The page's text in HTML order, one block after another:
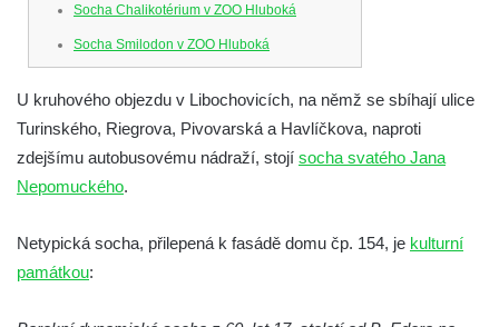
Socha Chalikotérium v ZOO Hluboká
Socha Smilodon v ZOO Hluboká
Socha Koroun bezzubý v ZOO Hluboká
Socha Medvěd jeskynní v ZOO Hluboká
Socha Mamut srstnatý v ZOO Hluboká
Socha Orel v ZOO Hluboká
Socha Vydry si hrají v ZOO Hluboká
U kruhového objezdu v Libochovicích, na němž se sbíhají ulice
Turinského, Riegrova, Pivovarská a Havlíčkova, naproti
zdejšímu autobusovému nádraží, stojí socha svatého Jana
Nepomuckého.
Netypická socha, přilepená k fasádě domu čp. 154, je kulturní
památkou: